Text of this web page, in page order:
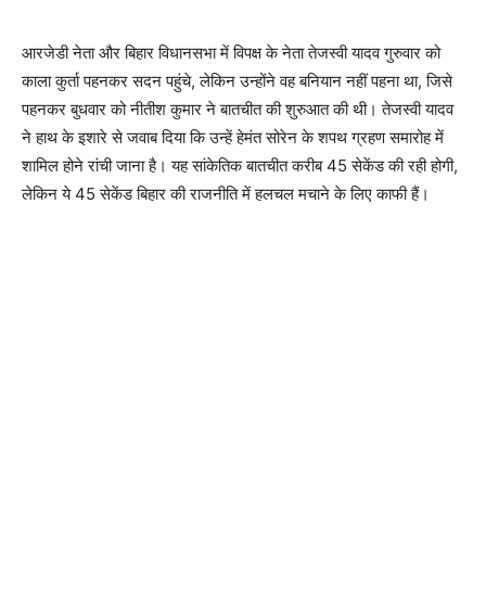
आरजेडी नेता और बिहार विधानसभा में विपक्ष के नेता तेजस्वी यादव गुरुवार को
काला कुर्ता पहनकर सदन पहुंचे, लेकिन उन्होंने वह बनियान नहीं पहना था, जिसे
पहनकर बुधवार को नीतीश कुमार ने बातचीत की शुरुआत की थी। तेजस्वी यादव
ने हाथ के इशारे से जवाब दिया कि उन्हें हेमंत सोरेन के शपथ ग्रहण समारोह में
शामिल होने रांची जाना है। यह सांकेतिक बातचीत करीब 45 सेकेंड की रही होगी,
लेकिन ये 45 सेकेंड बिहार की राजनीति में हलचल मचाने के लिए काफी हैं।